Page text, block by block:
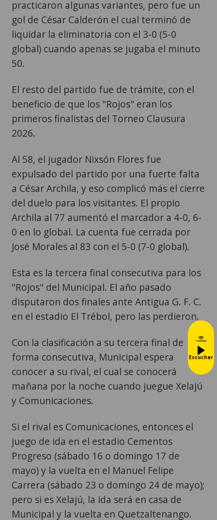
practicaron algunas variantes, pero fue un
gol de César Calderón el cual terminó de
liquidar la eliminatoria con el 3-0 (5-0
global) cuando apenas se jugaba el minuto
50.
El resto del partido fue de trámite, con el
beneficio de que los "Rojos" eran los
primeros finalistas del Torneo Clausura
2026.
Al 58, el jugador Nixsón Flores fue
expulsado del partido por una fuerte falta
a César Archila, y eso complicó más el cierre
del duelo para los visitantes. El propio
Archila al 77 aumentó el marcador a 4-0, 6-
0 en lo global. La cuenta fue cerrada por
José Morales al 83 con el 5-0 (7-0 global).
Esta es la tercera final consecutiva para los
"Rojos" del Municipal. El año pasado
disputaron dos finales ante Antigua G. F. C.
en el estadio El Trébol, pero las perdieron.
Con la clasificación a su tercera final de
forma consecutiva, Municipal espera
conocer a su rival, el cual se conocerá
mañana por la noche cuando juegue Xelajú
y Comunicaciones.
Si el rival es Comunicaciones, entonces el
juego de ida en el estadio Cementos
Progreso (sábado 16 o domingo 17 de
mayo) y la vuelta en el Manuel Felipe
Carrera (sábado 23 o domingo 24 de mayo);
pero si es Xelajú, la ida será en casa de
Municipal y la vuelta en Quetzaltenango.
Escuchar